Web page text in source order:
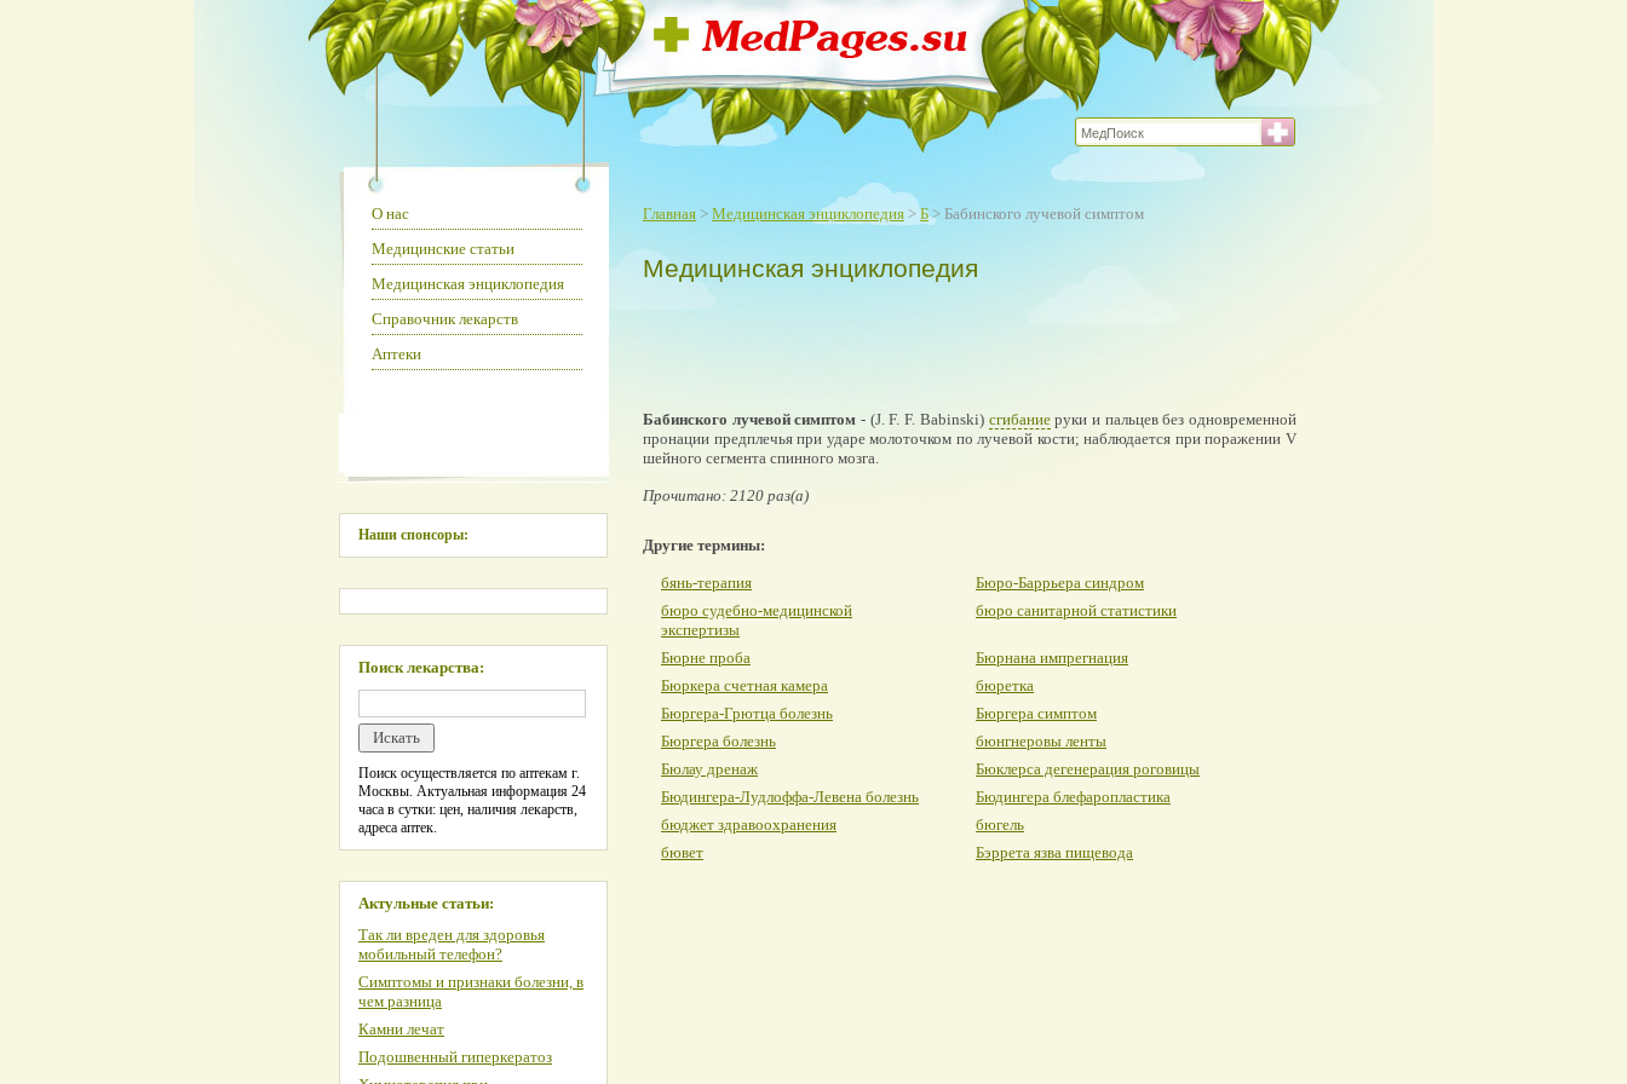
Главная > Медицинская энциклопедия > Б> Бабинского лучевой симптом
Медицинская энциклопедия
Бабинского лучевой симптом - (J. F. F. Babinski) сгибаниеруки и пальцев без одновременной
пронации предплечья при ударе молоточком по лучевой кости; наблюдается при поражении V
шейного сегмента спинного мозга.
Прочитано: 2120 раз(а)
Другие термины:
бянь-терапия
Бюро-Баррьера синдром
бюро судебно-медицинской
экспертизы
бюро санитарной статистики
Бюрне проба
Бюрнана импрегнация
Бюркера счетная камера
бюретка
Бюргера-Грютца болезнь
Бюргера симптом
Бюргера болезнь
бюнгнеровы ленты
Бюлау дренаж
Бюклерса дегенерация роговицы
Бюдингера-Лудлоффа-Левена болезнь
Бюдингера блефаропластика
бюджет здравоохранения
бюгель
бювет
Бэррета язва пищевода
О нас
Медицинские статьи
Медицинская энциклопедия
Справочник лекарств
Аптеки
Наши спонсоры:
Поиск лекарства:
Поиск осуществляется по аптекам г.
Москвы. Актуальная информация 24
часа в сутки: цен, наличия лекарств,
адреса аптек.
Актульные статьи:
Так ли вреден для здоровья
мобильный телефон?
Симптомы и признаки болезни, в
чем разница
Камни лечат
Подошвенный гиперкератоз